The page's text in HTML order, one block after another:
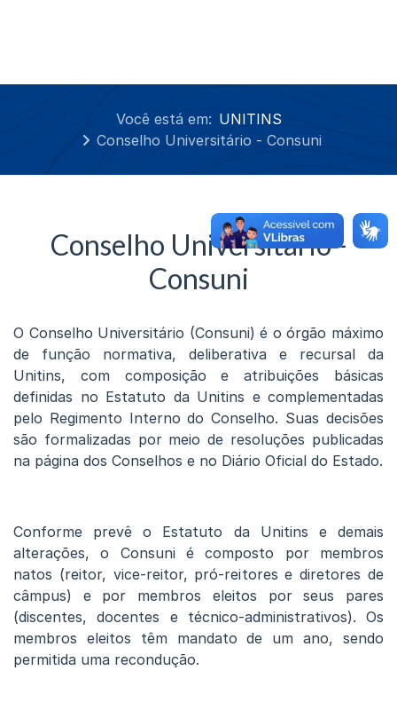
Você está em: UNITINS
Conselho Universitário - Consuni
Conselho Universitário -
Consuni
O Conselho Universitário (Consuni) é o órgão máximo
de função normativa, deliberativa e recursal da
Unitins, com composição e atribuições básicas
definidas no Estatuto da Unitins e complementadas
pelo Regimento Interno do Conselho. Suas decisões
são formalizadas por meio de resoluções publicadas
na página dos Conselhos e no Diário Oficial do Estado.
Conforme prevê o Estatuto da Unitins e demais
alterações, o Consuni é composto por membros
natos (reitor, vice-reitor, pró-reitores e diretores de
câmpus) e por membros eleitos por seus pares
(discentes, docentes e técnico-administrativos). Os
membros eleitos têm mandato de um ano, sendo
permitida uma recondução.